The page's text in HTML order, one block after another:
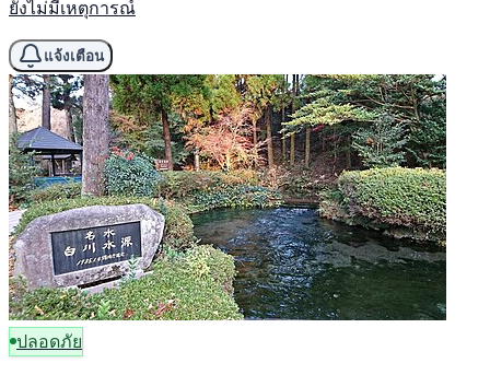
ยังไม่มีเหตุการณ์
แจ้งเตือน
ปลอดภัย